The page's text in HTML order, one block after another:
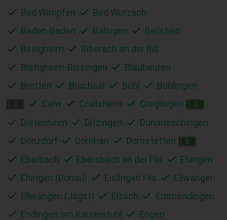
Bad Wimpfen
Bad Wurzach
Baden-Baden
Balingen
Beilstein
Besigheim
Biberach an der Riß
Bietigheim-Bissingen
Blaubeuren
Bretten
Bruchsal Bühl Böblingen
C Calw Crailsheim Creglingen D
Dietenheim Ditzingen
Donaueschingen
Donzdorf
Dornhan Dornstetten E
Eberbach Ebersbach an der Fils
Ehingen
Ehingen (Donau)
Eislingen Fils
Ellwangen
Ellwangen (Jagst)
Elzach
Emmendingen
Endingen am Kaiserstuhl
Engen